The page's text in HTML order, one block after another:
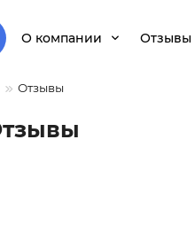
О компании Отзывы
Отзывы